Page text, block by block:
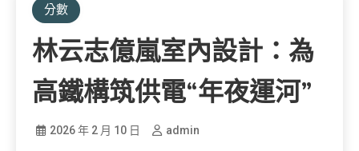
分數
林云志億嵐室內設計：為
高鐵構筑供電“年夜運河”
2026 年 2 月 10 日 admin